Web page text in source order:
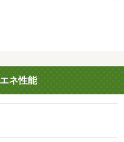
／月）・キッチンと居室を分
です♪・バイク置場：有・駐輪
ネ性能